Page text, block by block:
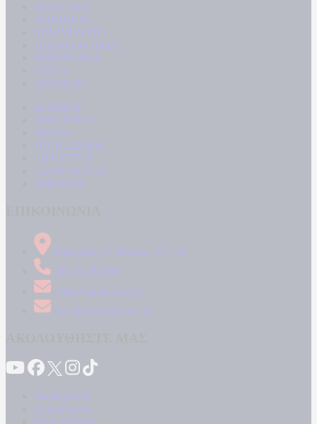
ΠΟΛΙΤΙΚΗ
ΚΟΙΝΩΝΙΑ
ΜΠΟΥΡΛΟΤΟ
ΠΑΡΑΠΟΛΙΤΙΚΑ
ΟΙΚΟΝΟΜΙΑ
ΥΓΕΙΑ
ΕΝΕΡΓΕΙΑ
ΚΟΣΜΟΣ
ΑΘΛΗΤΙΚΑ
MEDIA
ΠΟΛΙΤΙΣΜΟΣ
LIFESTYLE
ΤΕΧΝΟΛΟΓΙΑ
ΑΠΟΨΕΙΣ
Δήμητρος 31 Ταύρος, 177 78
210 34 89 000
info@kontranews.gr
news@kontranews.gr
Καταγγελίες
Επικοινωνία